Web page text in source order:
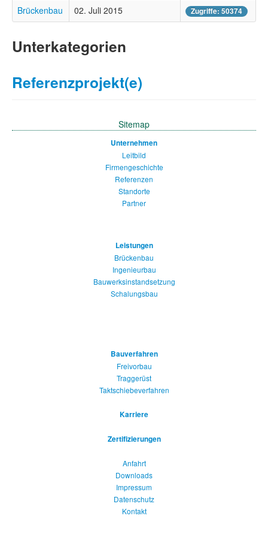
Zertifizierungen
Karriere
Brückenbau
02. Juli 2015 Zugriffe: 50374
Unterkategorien
Referenzprojekt(e)
Sitemap
Unternehmen
Leitbild
Firmengeschichte
Referenzen
Standorte
Partner
Leistungen
Brückenbau
Ingenieurbau
Bauwerksinstandsetzung
Schalungsbau
Bauverfahren
Freivorbau
Traggerüst
Taktschiebeverfahren
Karriere
Zertifizierungen
Anfahrt
Downloads
Impressum
Datenschutz
Kontakt